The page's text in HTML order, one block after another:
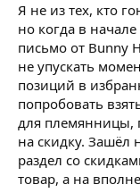
Я не из тех, кто
но когда в
письмо от Bunny
не упускать
позиций в
попробовать
для племянницы,
на скидку. Зашёл
раздел со
товар, а на